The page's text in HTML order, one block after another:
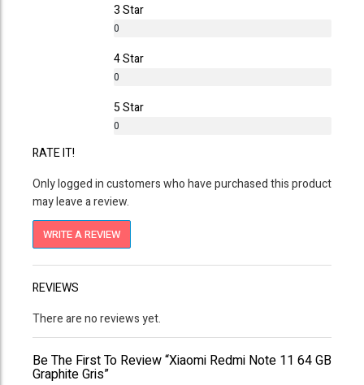
3 Star
0
4 Star
0
5 Star
0
RATE IT!
Only logged in customers who have purchased this product
may leave a review.
WRITE A REVIEW
REVIEWS
There are no reviews yet.
Be The First To Review “Xiaomi Redmi Note 11 64 GB
Graphite Gris”